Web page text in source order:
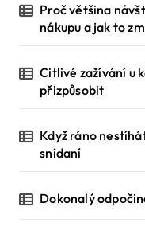
Proč většina
nákupu a jak to
Citlivé zažívání u
přizpůsobit
Když ráno
snídaní
Dokonalý